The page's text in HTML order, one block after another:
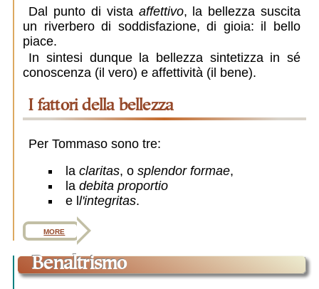
Dal punto di vista affettivo, la bellezza suscita
un riverbero di soddisfazione, di gioia: il bello
piace.
In sintesi dunque la bellezza sintetizza in sé
conoscenza (il vero) e affettività (il bene).
i fattori della bellezza
Per Tommaso sono tre:
la claritas, o splendor formae,
la debita proportio
e l l'integritas.
more
benaltrismo